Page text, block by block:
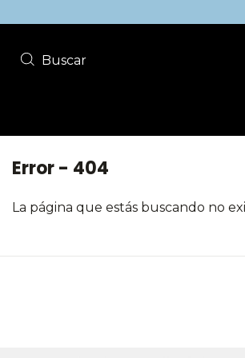
Buscar
Error - 404
La página que estás buscando no